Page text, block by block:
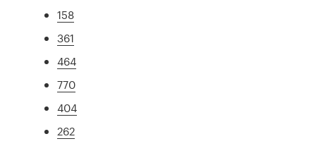
158
361
464
770
404
262